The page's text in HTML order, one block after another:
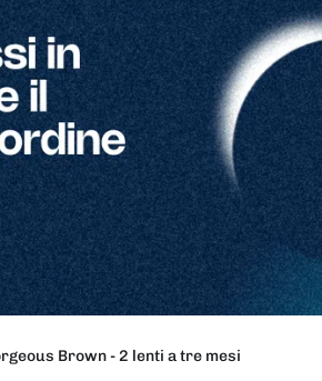
Brown - 2 lenti a tre mesi